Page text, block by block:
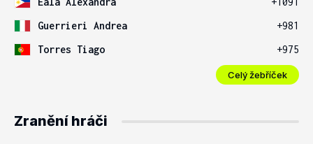
Guerrieri Andrea
+981
Torres Tiago
+975
Celý žebříček
Zranění hráči